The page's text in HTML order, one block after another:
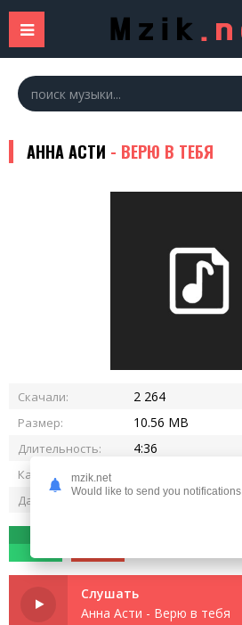
АННА АСТИ - ВЕРЮ В ТЕБЯ
Скачали: 2 264
Размер: 10.56 MB
Длительность: 4:36
Качество:
Дата релиза: 23.10.2024
Слушать
Анна Асти - Верю в тебя
mzik.net
Would like to send you notifications